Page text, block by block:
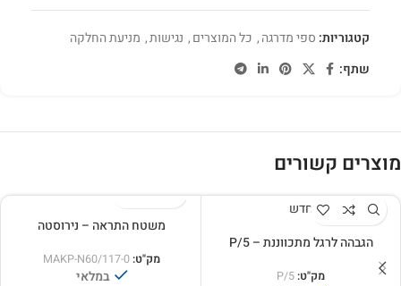
קטגוריות: ספי מדרגה, כל המוצרים, נגישות, מניעת החלקה
שתף:
מוצרים קשורים
חדש
הגבהה לרגל מתכווננת – P/5
מק"ט: P/5
משטח התראה – נירוסטה
מק"ט:MAKP-N60/117-0
במלאי